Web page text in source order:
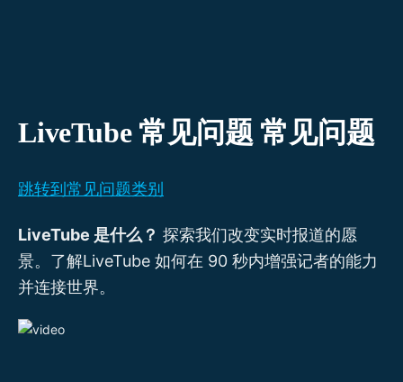
LiveTube 常见问题 常见问题
跳转到常见问题类别
LiveTube 是什么？ 探索我们改变实时报道的愿
景。了解LiveTube 如何在 90 秒内增强记者的能力
并连接世界。